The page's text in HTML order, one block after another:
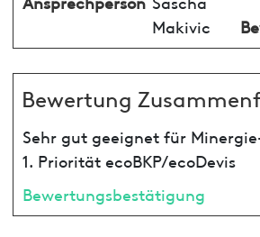
Makivic
Bewertung
Sehr gut geeignet für
1. Priorität ecoBKP/ecoDevis
Bewertungsbestätigung